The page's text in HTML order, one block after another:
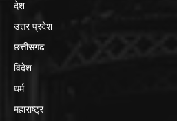
देश
उत्तर प्रदेश
छत्तीसगढ
विदेश
धर्म
महाराष्ट्र